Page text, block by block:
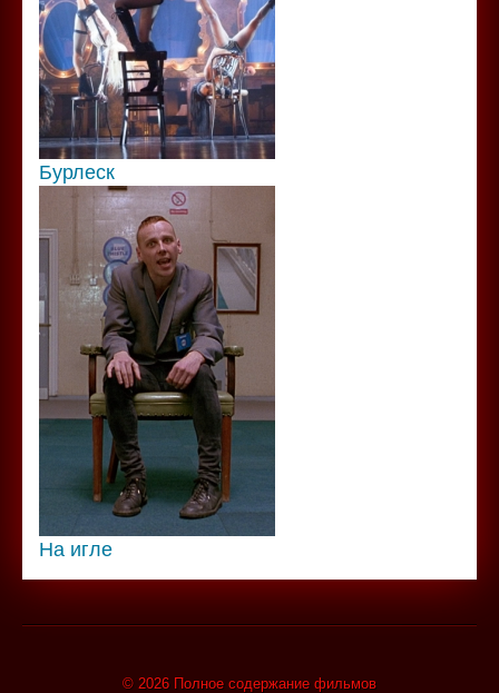
Бурлеск
На игле
© 2026 Полное содержание фильмов